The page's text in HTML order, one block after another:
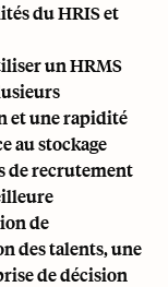
du HRIS et
un HRMS
et une rapidité
au stockage
de recrutement
de
des talents, une
de décision